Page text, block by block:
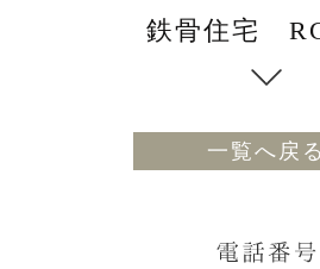
鉄骨住宅
一覧へ戻る